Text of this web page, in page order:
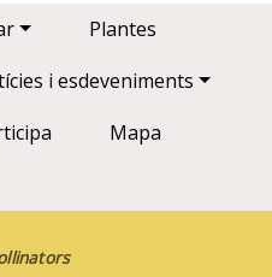
Plantes
i esdeveniments
Mapa